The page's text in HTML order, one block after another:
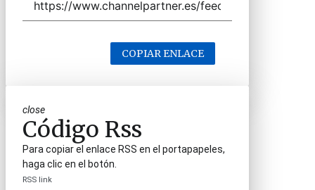
COPIAR ENLACE
close
Código Rss
Para copiar el enlace RSS en el portapapeles,
haga clic en el botón.
RSS link